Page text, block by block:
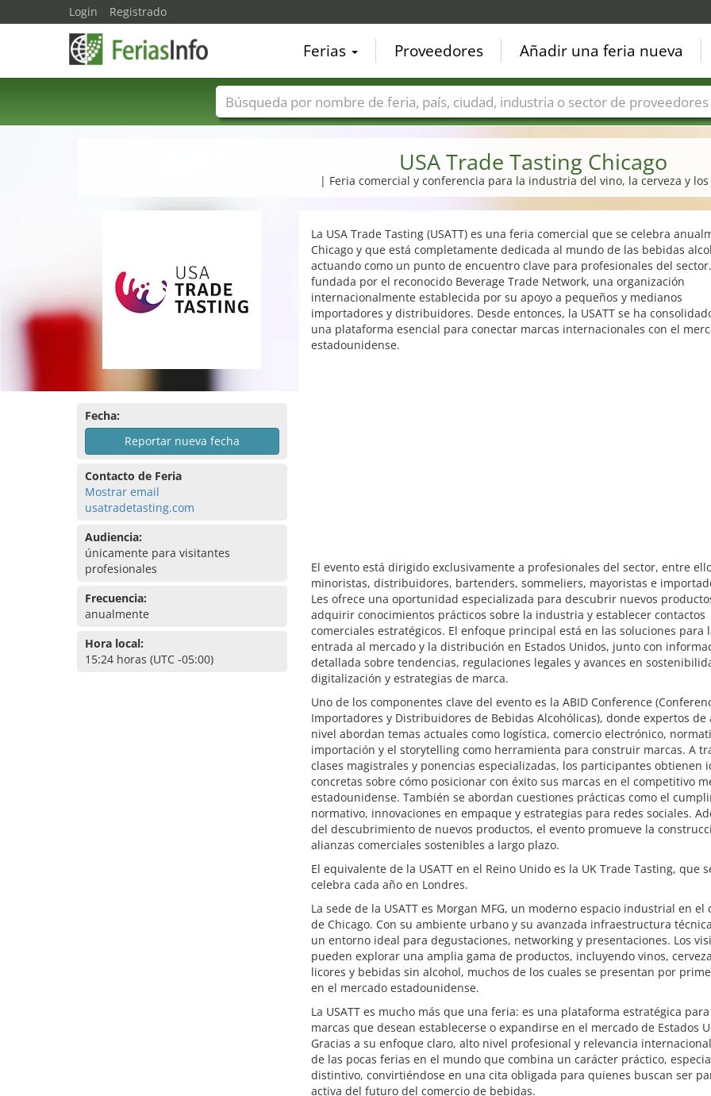
USA Trade Tasting Chicago
| Feria comercial y conferencia para la industria del vino, la cerveza y
Fecha:
Reportar nueva fecha
Contacto de Feria
Mostrar email
usatradetasting.com
Audiencia:
únicamente para visitantes
profesionales
Frecuencia:
anualmente
Hora local:
15:24 horas (UTC -05:00)
La USA Trade Tasting (USATT) es una feria comercial que se celebra
Chicago y que está completamente dedicada al mundo de las bebidas
actuando como un punto de encuentro clave para profesionales del
fundada por el reconocido Beverage Trade Network, una organización
internacionalmente establecida por su apoyo a pequeños y medianos
importadores y distribuidores. Desde entonces, la USATT se ha
una plataforma esencial para conectar marcas internacionales con el
estadounidense.
El evento está dirigido exclusivamente a profesionales del sector, entre
minoristas, distribuidores, bartenders, sommeliers, mayoristas e
Les ofrece una oportunidad especializada para descubrir nuevos
adquirir conocimientos prácticos sobre la industria y establecer contactos
comerciales estratégicos. El enfoque principal está en las soluciones para
entrada al mercado y la distribución en Estados Unidos, junto con
detallada sobre tendencias, regulaciones legales y avances en
digitalización y estrategias de marca.
Uno de los componentes clave del evento es la ABID Conference
Importadores y Distribuidores de Bebidas Alcohólicas), donde expertos de
nivel abordan temas actuales como logística, comercio electrónico,
importación y el storytelling como herramienta para construir marcas. A
clases magistrales y ponencias especializadas, los participantes obtienen
concretas sobre cómo posicionar con éxito sus marcas en el competitivo
estadounidense. También se abordan cuestiones prácticas como el
normativo, innovaciones en empaque y estrategias para redes sociales.
del descubrimiento de nuevos productos, el evento promueve la
alianzas comerciales sostenibles a largo plazo.
El equivalente de la USATT en el Reino Unido es la UK Trade Tasting, que
celebra cada año en Londres.
La sede de la USATT es Morgan MFG, un moderno espacio industrial en el
de Chicago. Con su ambiente urbano y su avanzada infraestructura
un entorno ideal para degustaciones, networking y presentaciones. Los
pueden explorar una amplia gama de productos, incluyendo vinos,
licores y bebidas sin alcohol, muchos de los cuales se presentan por
en el mercado estadounidense.
La USATT es mucho más que una feria: es una plataforma estratégica
marcas que desean establecerse o expandirse en el mercado de Estados
Gracias a su enfoque claro, alto nivel profesional y relevancia
de las pocas ferias en el mundo que combina un carácter práctico,
distintivo, convirtiéndose en una cita obligada para quienes buscan ser
activa del futuro del comercio de bebidas.
Login Registrado
Ferias Proveedores Añadir una feria nueva
Nombres de ferias Países Ciudades Sectores de ferias Sectores de